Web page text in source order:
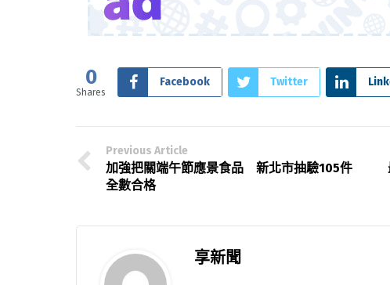
0
Shares
Facebook Twitter
Previous Article
加強把關端午節應景食品 新北市抽驗105件
全數合格
享新聞